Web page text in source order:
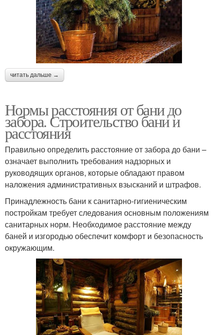
читать дальше →
Нормы расстояния от бани до
забора. Строительство бани и
расстояния
Правильно определить расстояние от забора до бани –
означает выполнить требования надзорных и
руководящих органов, которые обладают правом
наложения административных взысканий и штрафов.
Принадлежность бани к санитарно-гигиеническим
постройкам требует следования основным положениям
санитарных норм. Необходимое расстояние между
баней и изгородью обеспечит комфорт и безопасность
окружающим.